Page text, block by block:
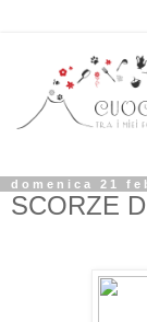
domenica 21
SCORZE